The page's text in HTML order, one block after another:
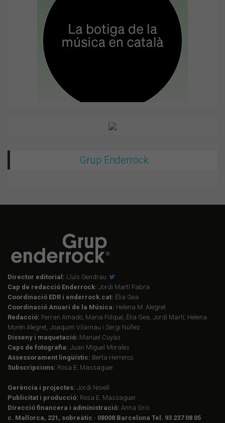
Grup Enderrock
Director editorial: Lluís Gendrau
Cap de redacció Enderrock: Jordi Martí Fabra
Coordinació EDR i enderrock.cat: Èlia Gea
Coordinació Anuari de la Música: Helena M. Alegret
Redacció: Ferran Amado, Maria Folqué, Èlia Gea, Jordi Martí, Helena
Morén Alegret, Joaquim Vilarnau i Sergi Núñez
Disseny i maquetació: Manuel Cuyàs
Caps de fotografia: Juan Miguel Morales
Assessorament lingüístic: Berta Herreros
Subscripcions: Rosa E. Massaguer
Gerència i projectes: Jordi Novell
Publicitat i producció: Rosa E. Massaguer
Direcció financera i administració: Anna Gris
c. Mallorca, 221, sobreàtic · 08008 Barcelona Tel. 93 237 08 05